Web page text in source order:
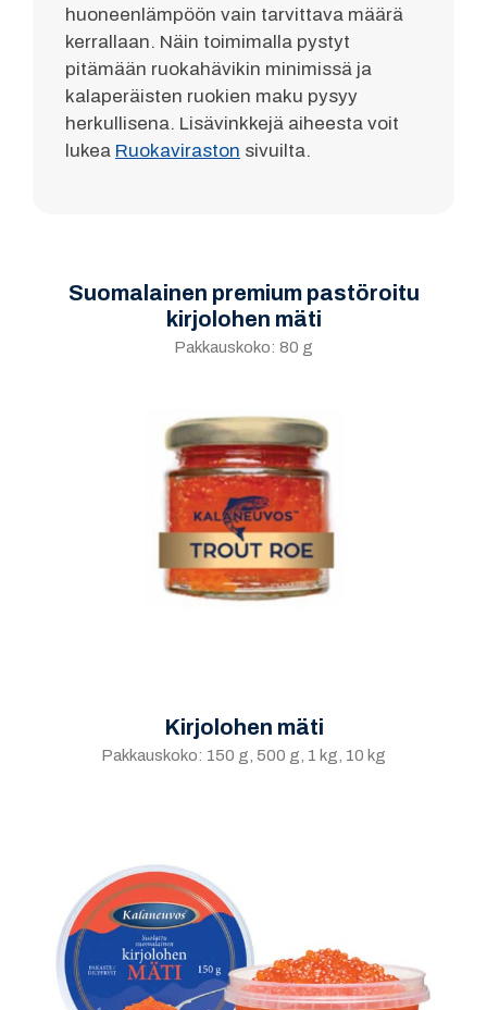
huoneenlämpöön vain tarvittava määrä
kerrallaan. Näin toimimalla pystyt
pitämään ruokahävikin minimissä ja
kalaperäisten ruokien maku pysyy
herkullisena. Lisävinkkejä aiheesta voit
lukea Ruokaviraston sivuilta.
Suomalainen premium pastöroitu
kirjolohen mäti
Pakkauskoko: 80 g
Kirjolohen mäti
Pakkauskoko: 150 g, 500 g, 1 kg, 10 kg